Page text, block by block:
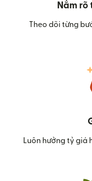
Nắm
Theo dõi từng
Luôn hưởng tỷ giá